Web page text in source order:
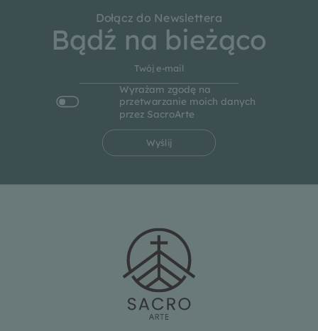
Dołącz do Newslettera
Bądź na bieżąco
Wyrażam zgodę na
przetwarzanie moich danych
przez SacroArte
Wyślij